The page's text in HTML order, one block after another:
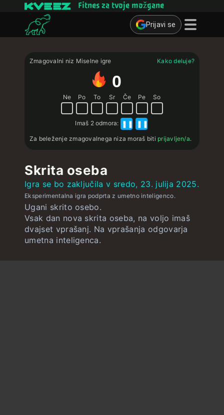
Fitnes za tvoje možgane
Prijavi se
Kvizi
Učne kartice
Interaktivne vaje
Uporabnik
Ustvari kviz
Stik ∴
Zmagovalni niz Miselne igre Kako deluje?
0
Ne Po To Sr Če Pe So
Imaš 2 odmora: ❚❚ ❚❚
Za beleženje zmagovalnega niza moraš biti prijavljen/a.
Skrita oseba
Igra se bo zaključila v sredo, 23. julija 2025.
Eksperimentalna igra podprta z umetno inteligenco.
Ugani skrito osebo.
Vsak dan nova skrita oseba, na voljo imaš
dvajset vprašanj. Na vprašanja odgovarja
umetna inteligenca.